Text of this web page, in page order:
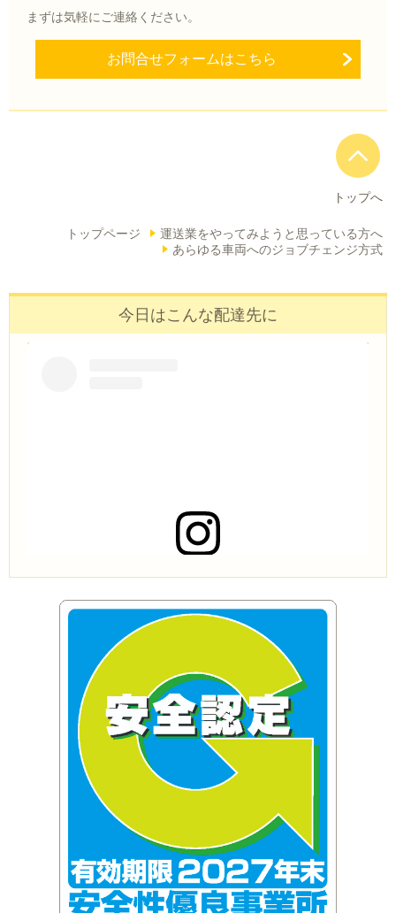
まずは気軽にご連絡ください。
お問合せフォームはこちら
トップへ
トップページ
運送業をやってみようと思っている方へ
あらゆる車両へのジョブチェンジ方式
今日はこんな配達先に
この投稿をInstagramで見る